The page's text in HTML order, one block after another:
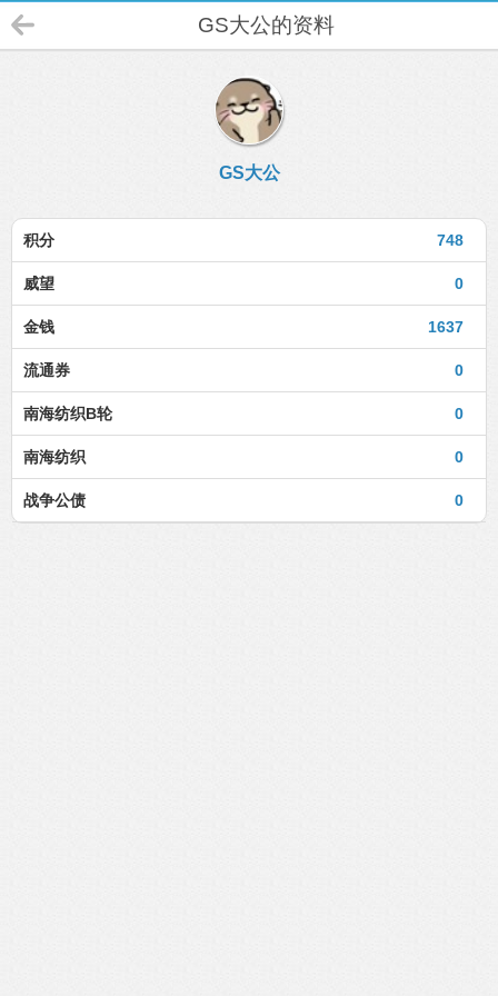
GS大公的资料
GS大公
748
积分
0
威望
1637
金钱
0
流通券
0
南海纺织B轮
0
南海纺织
0
战争公债